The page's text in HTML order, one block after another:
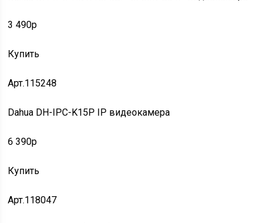
3 490p
Купить
Арт.115248
Dahua DH-IPC-K15P IP видеокамера
6 390p
Купить
Арт.118047